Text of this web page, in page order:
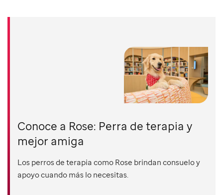
Conoce a Rose: Perra de terapia y
mejor amiga
Los perros de terapia como Rose brindan consuelo y
apoyo cuando más lo necesitas.